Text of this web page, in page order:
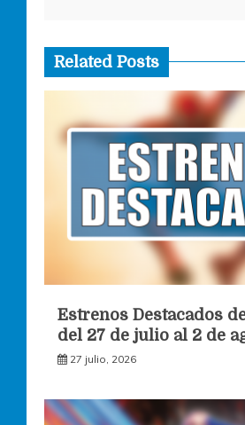
Related Posts
Estrenos Destacados
del 27 de julio al 2 de
27 julio, 2026